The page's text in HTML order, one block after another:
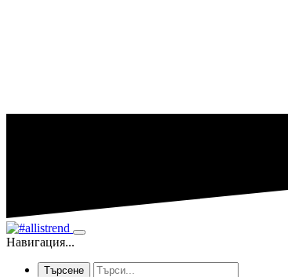
Навигация...
Търсене